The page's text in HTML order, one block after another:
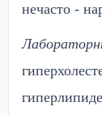
нечасто -